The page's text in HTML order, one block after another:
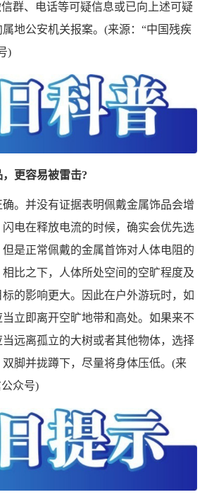
群、电话等可疑信息或已向上述可疑
地公安机关报案。(来源：“中国残疾
)
更容易被雷击?
。并没有证据表明佩戴金属饰品会增
电在释放电流的时候，确实会优先选
是正常佩戴的金属首饰对人体电阻的
比之下，人体所处空间的空旷程度及
的影响更大。因此在户外游玩时，如
立即离开空旷地带和高处。如果来不
远离孤立的大树或者其他物体，选择
脚并拢蹲下，尽量将身体压低。(来
众号)